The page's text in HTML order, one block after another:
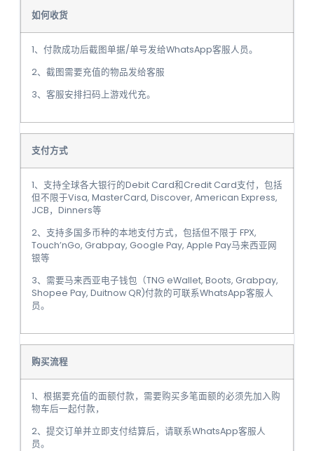
如何收货
1、付款成功后截图单据/单号发给WhatsApp客服人员。
2、截图需要充值的物品发给客服
3、客服安排扫码上游戏代充。
支付方式
1、支持全球各大银行的Debit Card和Credit Card支付，包括
但不限于Visa, MasterCard, Discover, American Express,
JCB，Dinners等
2、支持多国多币种的本地支付方式，包括但不限于 FPX,
Touch’nGo, Grabpay, Google Pay, Apple Pay马来西亚网
银等
3、需要马来西亚电子钱包（TNG eWallet, Boots, Grabpay,
Shopee Pay, Duitnow QR)付款的可联系WhatsApp客服人
员。
购买流程
1、根据要充值的面额付款，需要购买多笔面额的必须先加入购
物车后一起付款，
2、提交订单并立即支付结算后，请联系WhatsApp客服人
员。